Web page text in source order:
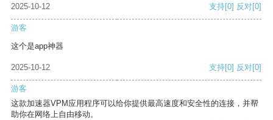
2025-10-12 支持[0] 反对[0]
游客
这个是app神器
2025-10-12 支持[0] 反对[0]
游客
这款加速器VPM应用程序可以给你提供最高速度和安全性的连接，并帮
助你在网络上自由移动。